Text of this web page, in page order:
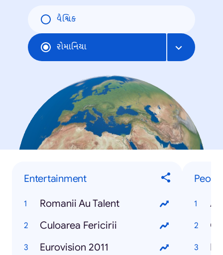
વૈશ્વિક
રોમાનિયા
Entertainment
Romanii Au Talent
Culoarea Fericirii
Eurovision 2011